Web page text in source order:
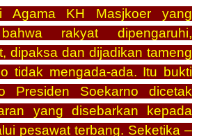
Agama KH Masjkoer yang
rakyat dipengaruhi,
dipaksa dan dijadikan tameng
tidak mengada-ada. Itu bukti
Presiden Soekarno dicetak
yang disebarkan kepada
pesawat terbang. Seketika –